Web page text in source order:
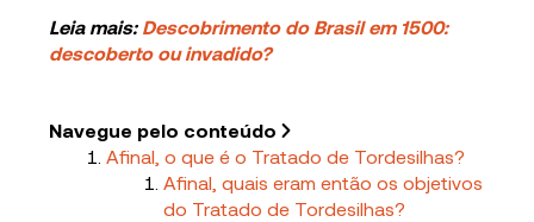
Leia mais: Descobrimento do Brasil em 1500:
descoberto ou invadido?
Navegue pelo conteúdo
Afinal, o que é o Tratado de Tordesilhas?
Afinal, quais eram então os objetivos
do Tratado de Tordesilhas?